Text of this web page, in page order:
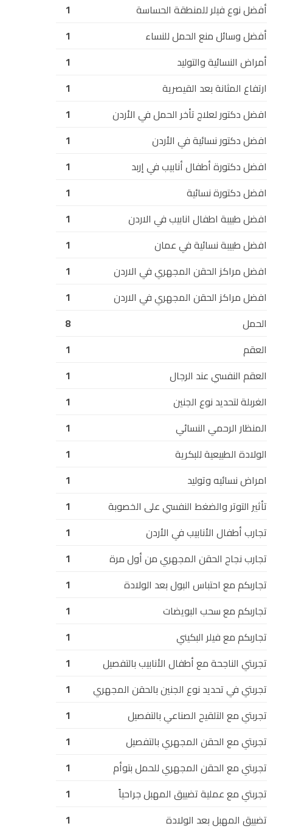
أفضل نوع فيلر للمنطقة الحساسة
1
أفضل وسائل منع الحمل للنساء
1
أمراض النسائية والتوليد
1
ارتفاع المثانة بعد القيصرية
1
افضل دكتور لعلاج تأخر الحمل في الأردن
1
افضل دكتور نسائية في الأردن
1
افضل دكتورة أطفال أنابيب في إربد
1
افضل دكتورة نسائية
1
افضل طبيبة اطفال انابيب في الاردن
1
افضل طبيبة نسائية في عمان
1
افضل مراكز الحقن المجهري في الاردن
1
افضل مراكز الحقن المجهري في الاردن
1
الحمل
8
العقم
1
العقم النفسي عند الرجال
1
الغربلة لتحديد نوع الجنين
1
المنظار الرحمي النسائي
1
الولادة الطبيعية للبكرية
1
امراض نسائيه وتوليد
1
تأثير التوتر والضغط النفسي على الخصوبة
1
تجارب أطفال الأنابيب في الأردن
1
تجارب نجاح الحقن المجهري من أول مرة
1
تجاربكم مع احتباس البول بعد الولادة
1
تجاربكم مع سحب البويضات
1
تجاربكم مع فيلر البكيني
1
تجربتي الناجحة مع أطفال الأنابيب بالتفصيل
1
تجربتي في تحديد نوع الجنين بالحقن المجهري
1
تجربتي مع التلقيح الصناعي بالتفصيل
1
تجربتي مع الحقن المجهري بالتفصيل
1
تجربتي مع الحقن المجهري للحمل بتوأم
1
تجربتي مع عملية تضييق المهبل جراحياً
1
تضييق المهبل بعد الولادة
1